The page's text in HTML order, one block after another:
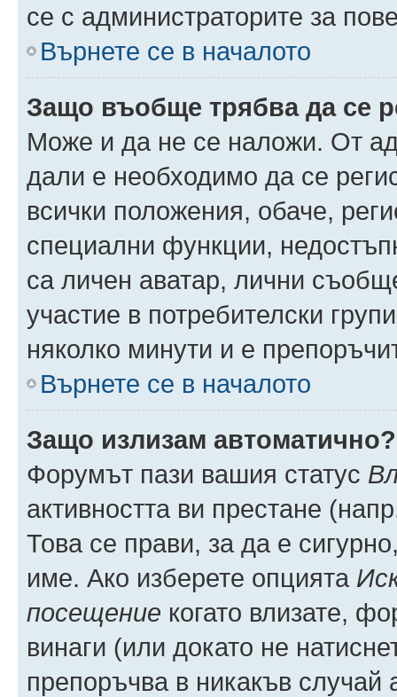
се с администраторите за
Върнете се в началото
Защо въобще трябва да се
Може и да не се наложи. От
дали е необходимо да се
всички положения, обаче,
специални функции,
са личен аватар, лични
участие в потребителски
няколко минути и е
Върнете се в началото
Защо излизам автоматично?
Форумът пази вашия статус
активността ви престане
Това се прави, за да е
име. Ако изберете опцията
посещение когато влизате,
винаги (или докато не
препоръчва в никакъв случай